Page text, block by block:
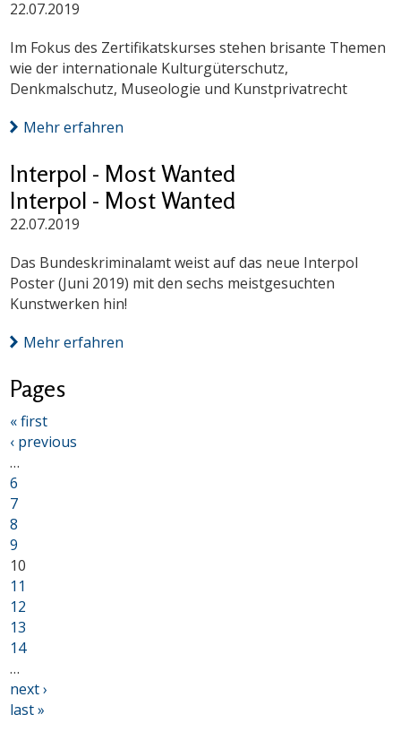
22.07.2019
Im Fokus des Zertifikatskurses stehen brisante Themen
wie der internationale Kulturgüterschutz,
Denkmalschutz, Museologie und Kunstprivatrecht
Mehr erfahren
Interpol - Most Wanted
Interpol - Most Wanted
22.07.2019
Das Bundeskriminalamt weist auf das neue Interpol
Poster (Juni 2019) mit den sechs meistgesuchten
Kunstwerken hin!
Mehr erfahren
Pages
« first
‹ previous
…
6
7
8
9
10
11
12
13
14
…
next ›
last »